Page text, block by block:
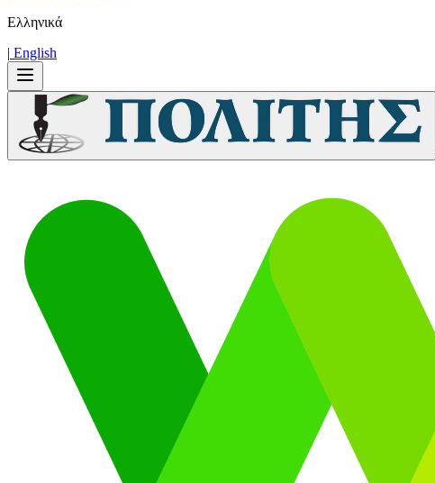
Ελληνικά
| Εnglish